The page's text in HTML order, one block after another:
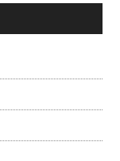
01:04